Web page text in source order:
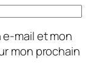
mail et mon
mon prochain